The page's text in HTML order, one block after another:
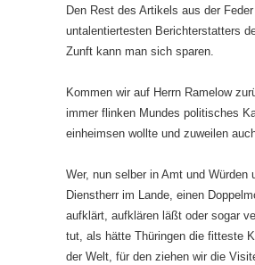
Den Rest des Artikels aus der
untalentiertesten Berichter­statters
Zunft kann man sich sparen.
Kommen wir auf Herrn Ramelow
immer flinken Mun­des politisches
einheimsen wollte und zuweilen
Wer, nun selber in Amt und Würden
Dienstherr im Lande, einen
aufklärt, aufklären läßt oder sogar
tut, als hätte Thüringen die fitteste
der Welt, für den ziehen wir die